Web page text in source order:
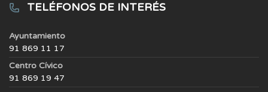
TELÉFONOS DE INTERÉS
Ayuntamiento
91 869 11 17
Centro Cívico
91 869 19 47